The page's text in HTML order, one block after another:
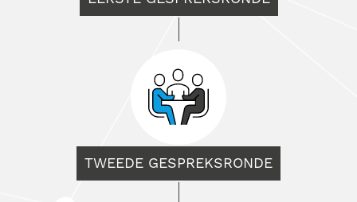
TWEEDE GESPREKSRONDE